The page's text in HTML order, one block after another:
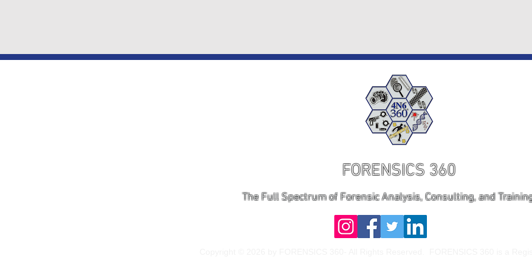
FORENSICS 360
The Full Spectrum of Forensic Analysis, Consulting, and